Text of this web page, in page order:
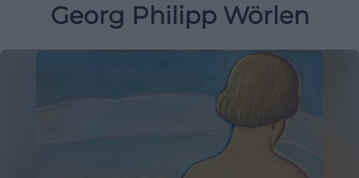
Georg Philipp Wörlen